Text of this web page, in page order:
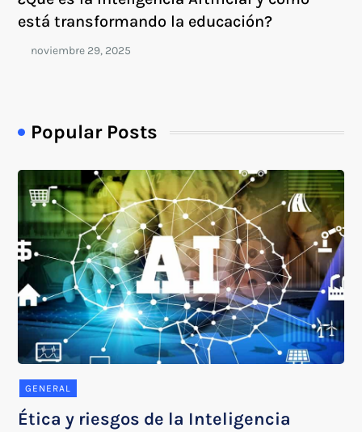
está transformando la educación?
Popular Posts
GENERAL
Ética y riesgos de la Inteligencia